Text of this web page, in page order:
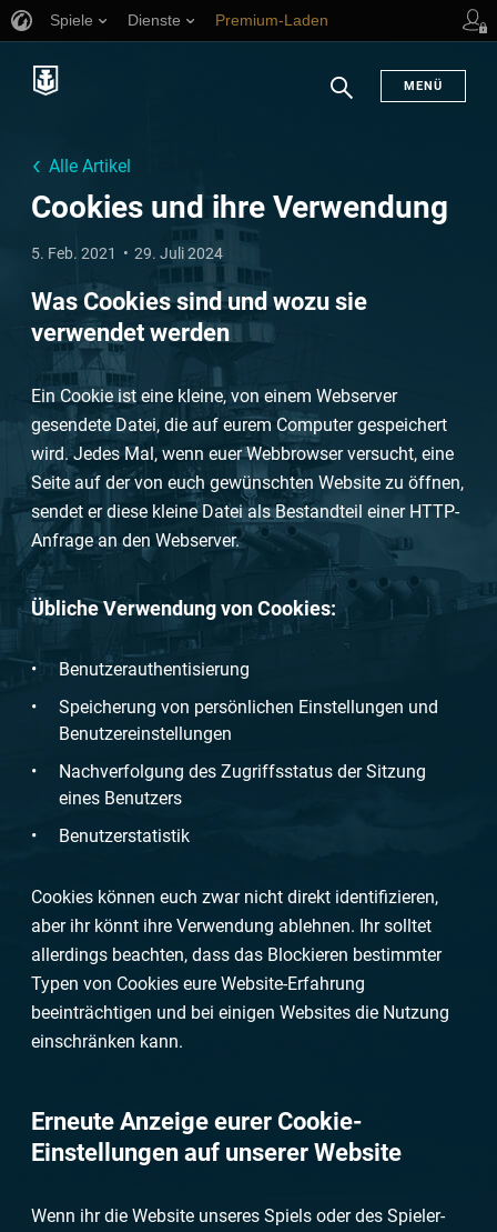
Spiele Dienste Premium-Laden
Suchen
MENÜ
Alle Artikel
Cookies und ihre Verwendung
5. Feb. 2021 29. Juli 2024
Was Cookies sind und wozu sie
verwendet werden
Ein Cookie ist eine kleine, von einem Webserver
gesendete Datei, die auf eurem Computer gespeichert
wird. Jedes Mal, wenn euer Webbrowser versucht, eine
Seite auf der von euch gewünschten Website zu öffnen,
sendet er diese kleine Datei als Bestandteil einer HTTP-
Anfrage an den Webserver.
Übliche Verwendung von Cookies:
Benutzerauthentisierung
Speicherung von persönlichen Einstellungen und
Benutzereinstellungen
Nachverfolgung des Zugriffsstatus der Sitzung
eines Benutzers
Benutzerstatistik
Cookies können euch zwar nicht direkt identifizieren,
aber ihr könnt ihre Verwendung ablehnen. Ihr solltet
allerdings beachten, dass das Blockieren bestimmter
Typen von Cookies eure Website-Erfahrung
beeinträchtigen und bei einigen Websites die Nutzung
einschränken kann.
Erneute Anzeige eurer Cookie-
Einstellungen auf unserer Website
Wenn ihr die Website unseres Spiels oder des Spieler-